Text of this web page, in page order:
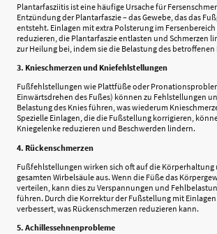
Plantarfasziitis ist eine häufige Ursache für
Entzündung der Plantarfaszie – das Gewebe, das das
entsteht. Einlagen mit extra Polsterung im
reduzieren, die Plantarfaszie entlasten und Schmerzen
zur Heilung bei, indem sie die Belastung des betroffenen
3. Knieschmerzen und Kniefehlstellungen
Fußfehlstellungen wie Plattfüße oder
Einwärtsdrehen des Fußes) können zu Fehlstellungen
Belastung des Knies führen, was wiederum
Spezielle Einlagen, die die Fußstellung korrigieren,
Kniegelenke reduzieren und Beschwerden lindern.
4. Rückenschmerzen
Fußfehlstellungen wirken sich oft auf die Körperhaltung
gesamten Wirbelsäule aus. Wenn die Füße das
verteilen, kann dies zu Verspannungen und
führen. Durch die Korrektur der Fußstellung mit
verbessert, was Rückenschmerzen reduzieren kann.
5. Achillessehnenprobleme